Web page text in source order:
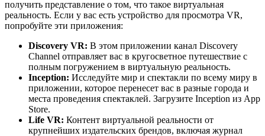
получить представление о том, что такое виртуальная
реальность. Если у вас есть устройство для просмотра VR,
попробуйте эти приложения:
Discovery VR: В этом приложении канал Discovery
Channel отправляет вас в кругосветное путешествие с
полным погружением в виртуальную реальность.
Inception: Исследуйте мир и спектакли по всему миру в
приложении, которое перенесет вас в разные города и
места проведения спектаклей. Загрузите Inception из App
Store.
Life VR: Контент виртуальной реальности от
крупнейших издательских брендов, включая журнал